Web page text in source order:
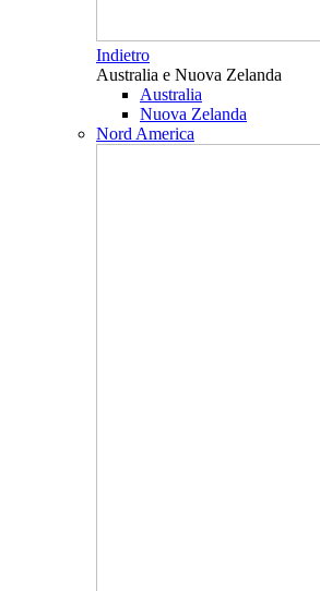
Indietro
Australia e Nuova Zelanda
Australia
Nuova Zelanda
Nord America